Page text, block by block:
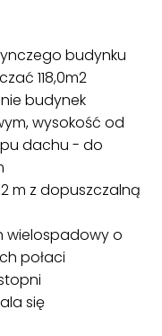
budynku
118,0m2
budynek
wysokość od
dachu - do
m z dopuszczalną
wielospadowy o
połaci
się